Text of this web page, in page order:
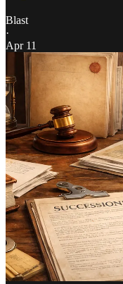
Blast
·
Apr 11